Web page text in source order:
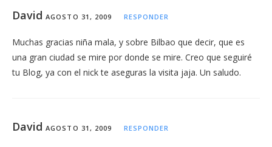
David AGOSTO 31, 2009 RESPONDER
Muchas gracias niña mala, y sobre Bilbao que decir, que es
una gran ciudad se mire por donde se mire. Creo que seguiré
tu Blog, ya con el nick te aseguras la visita jaja. Un saludo.
David AGOSTO 31, 2009 RESPONDER